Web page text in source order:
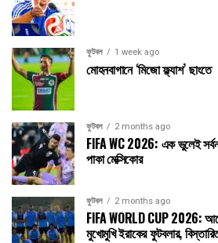
ফুটবল 1 week ago
মোহনবাগানে ‘মিজো ফ্ল্যাশ’ ছাংতে
ফুটবল 2 months ago
FIFA WC 2026: এক ভুলেই
পাকা মেক্সিকোর
ফুটবল 2 months ago
FIFA WORLD CUP 2026:
মুখোমুখি ইরাকের ফুটবলার,